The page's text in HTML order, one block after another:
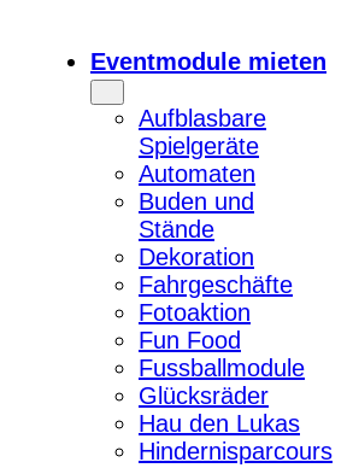
Eventmodule mieten
Aufblasbare
Spielgeräte
Automaten
Buden und
Stände
Dekoration
Fahrgeschäfte
Fotoaktion
Fun Food
Fussballmodule
Glücksräder
Hau den Lukas
Hindernisparcours